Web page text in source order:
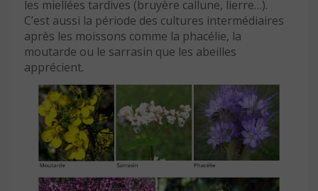
les miellées tardives (bruyère callune, lierre…).
C’est aussi la période des cultures intermédiaires
après les moissons comme la phacélie, la
moutarde ou le sarrasin que les abeilles
apprécient.